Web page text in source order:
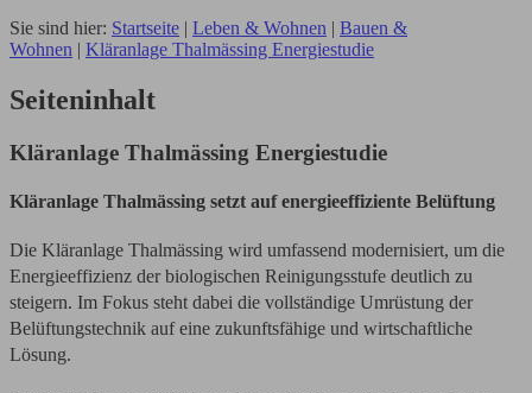
Sie sind hier: Startseite | Leben & Wohnen | Bauen &
Wohnen | Kläranlage Thalmässing Energiestudie
Seiteninhalt
Kläranlage Thalmässing Energiestudie
Kläranlage Thalmässing setzt auf energieeffiziente Belüftung
Die Kläranlage Thalmässing wird umfassend modernisiert, um die
Energieeffizienz der biologischen Reinigungsstufe deutlich zu
steigern. Im Fokus steht dabei die vollständige Umrüstung der
Belüftungstechnik auf eine zukunftsfähige und wirtschaftliche
Lösung.